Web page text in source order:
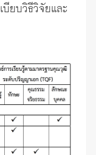
ยบวิธีวิจัยและ